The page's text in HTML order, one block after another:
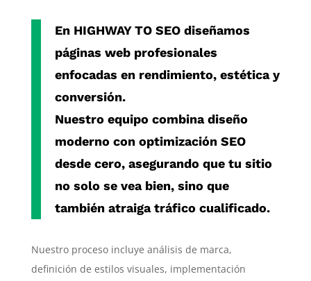
En HIGHWAY TO SEOdiseñamos
páginas web profesionales
enfocadas en rendimiento, estética y
conversión.
Nuestro equipo combina diseño
moderno con optimización SEO
desde cero, asegurando que tu sitio
no solo se vea bien, sino que
también atraiga tráfico cualificado.
Nuestro proceso incluye análisis de marca,
definición de estilos visuales, implementación